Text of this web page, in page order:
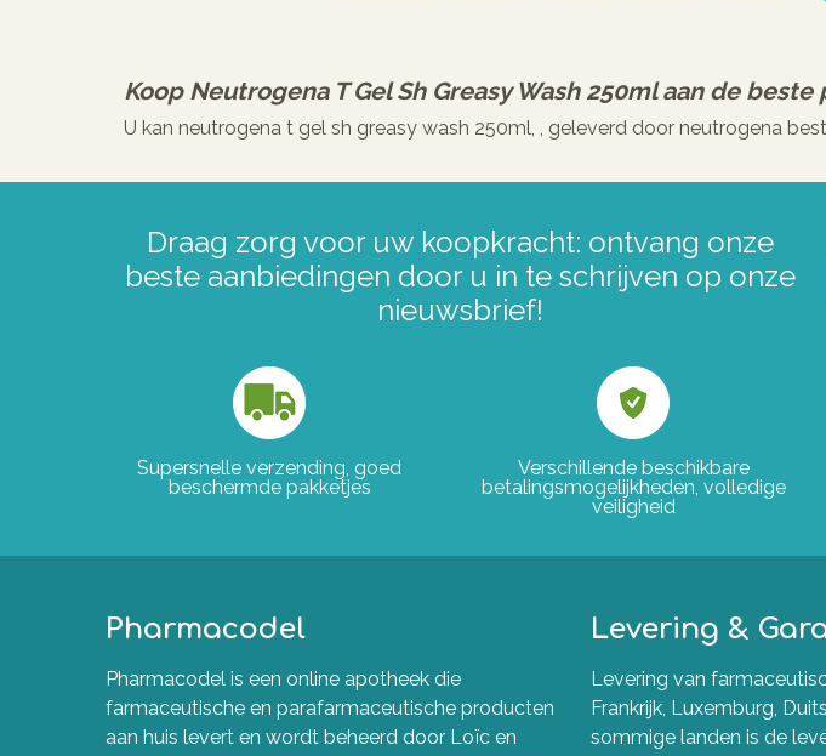
Koop Neutrogena T Gel Sh Greasy Wash 250mlaan de beste
U kan neutrogena t gel sh greasy wash 250ml, , geleverd door neutrogena
Draag zorg voor uw koopkracht: ontvang onze
beste aanbiedingen door u in te schrijven op onze
nieuwsbrief!
Supersnelle verzending, goed
beschermde pakketjes
Verschillende beschikbare
betalingsmogelijkheden, volledige
veiligheid
Pharmacodel
Pharmacodel is een online apotheek die
farmaceutische en parafarmaceutische producten
aan huis levert en wordt beheerd door Loïc en
Levering &
Levering van
Frankrijk, Luxemburg,
sommige landen is de